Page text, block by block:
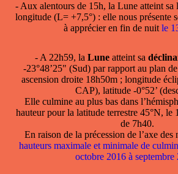
- Aux alentours de 15h, la Lune atteint sa
longitude (L= +7,5°) : elle nous présente
à apprécier en fin de nuit le
- A 22h59, la Lune atteint sa
-23°48’25" (Sud) par rapport au plan
ascension droite 18h50m ; longitude
CAP), latitude -0°52’
Elle culmine au plus bas dans
hauteur pour la latitude terrestre 45°N, le
de 7h40.
En raison de la précession de l’axe
hauteurs maximale et minimale de
octobre 2016 à septembre